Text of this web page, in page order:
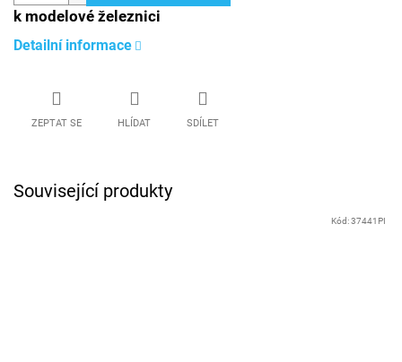
k modelové železnici
Detailní informace
ZEPTAT SE HLÍDAT SDÍLET
Související produkty
Kód:37441PI